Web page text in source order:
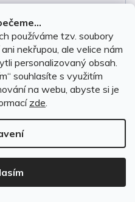
používáme tzv. soubory
nekřupou, ale velice nám
personalizovaný obsah.
souhlasíte s využitím
na webu, abyste si je
zde.
do 7 dnů